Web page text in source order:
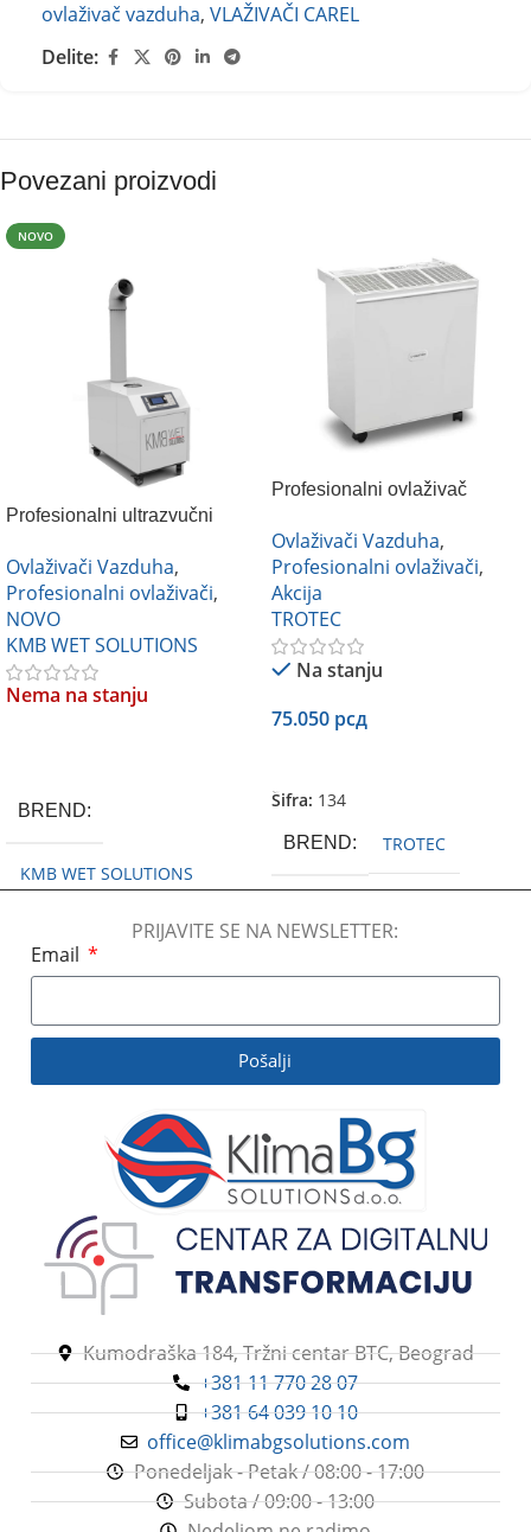
ovlaživač vazduha, VLAŽIVAČI CAREL
Delite:
Povezani proizvodi
NOVO
Profesionalni ultrazvučni
KCUH3
Ovlaživači Vazduha,
Profesionalni ovlaživači,
NOVO
KMB WET SOLUTIONS
Nema na stanju
BREND
KMB WET SOLUTIONS
Profesionalni ovlaživač
Ovlaživači Vazduha,
Profesionalni ovlaživači,
Akcija
TROTEC
Na stanju
75.050 рсд
Šifra: 134
BREND TROTEC
PRIJAVITE SE NA NEWSLETTER:
Email
Pošalji
Kumodraška 184, Tržni centar BTC, Beograd
+381 11 770 28 07
+381 64 039 10 10
office@klimabgsolutions.com
Ponedeljak - Petak / 08:00 - 17:00
Subota / 09:00 - 13:00